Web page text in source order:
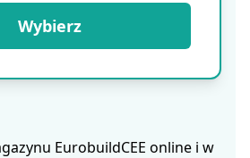
Wybierz
EurobuildCEE online i w